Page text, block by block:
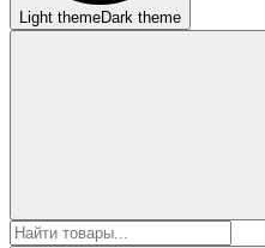
Light themeDark theme